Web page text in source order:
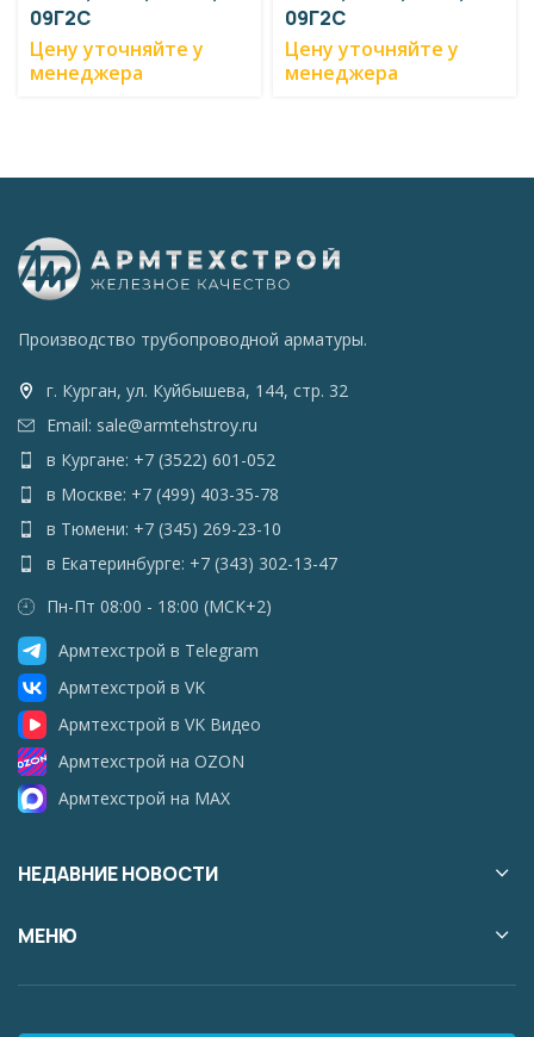
09Г2С
Цену уточняйте у
менеджера
09Г2С
Цену уточняйте у
менеджера
Производство трубопроводной арматуры.
г. Курган, ул. Куйбышева, 144, стр. 32
Email: sale@armtehstroy.ru
в Кургане: +7 (3522) 601-052
в Москве: +7 (499) 403-35-78
в Тюмени: +7 (345) 269-23-10
в Екатеринбурге: +7 (343) 302-13-47
Пн-Пт 08:00 - 18:00 (МСК+2)
Армтехстрой в Telegram
Армтехстрой в VK
Армтехстрой в VK Видео
Армтехстрой на OZON
Армтехстрой на MAX
НЕДАВНИЕ НОВОСТИ
МЕНЮ